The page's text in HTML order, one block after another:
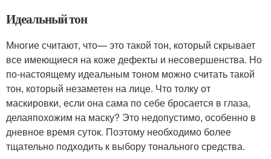
Идеальный тон
Многие считают, что— это такой тон, который скрывает
все имеющиеся на коже дефекты и несовершенства. Но
по-настоящему идеальным тоном можно считать такой
тон, который незаметен на лице. Что толку от
маскировки, если она сама по себе бросается в глаза,
делаяпохожим на маску? Это недопустимо, особенно в
дневное время суток. Поэтому необходимо более
тщательно подходить к выбору тонального средства.